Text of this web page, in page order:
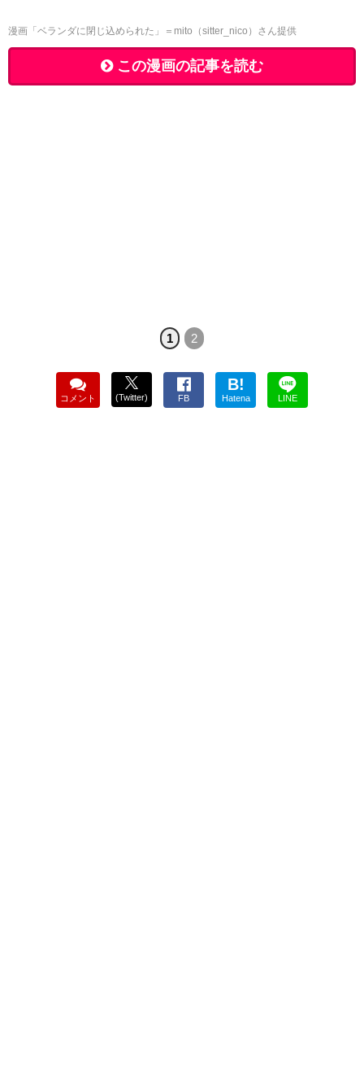
漫画「ベランダに閉じ込められた」＝mito（sitter_nico）さん提供
この漫画の記事を読む
1 2
コメント (Twitter) FB
B!
Hatena LINE